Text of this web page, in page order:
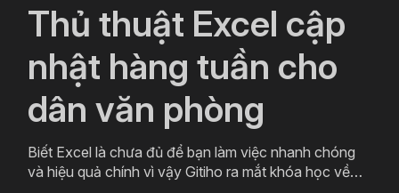
Thủ thuật Excel cập
nhật hàng tuần cho
dân văn phòng
Biết Excel là chưa đủ để bạn làm việc nhanh chóng
và hiệu quả chính vì vậy Gitiho ra mắt khóa học về